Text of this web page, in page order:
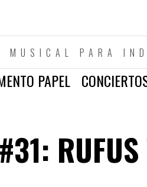
MUSICAL PARA
PAPEL
RUFUS